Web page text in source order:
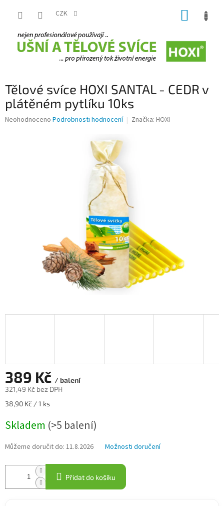
CZK
Tělové svíce HOXI SANTAL - CEDR v
plátěném pytlíku 10ks
Průměrné
Neohodnoceno Podrobnosti hodnocení Značka: HOXI
389 Kč / balení
321,49 Kč bez DPH
Měrná
38,90 Kč / 1 ks
Skladem (>5 balení)
Můžeme doručit do: 11.8.2026 Možnosti doručení
Přidat do košíku